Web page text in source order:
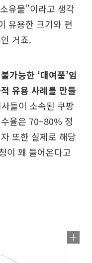
유물”이라고 생각
유용한 크기와 편
거죠.
가능한 ‘대여품’임
유용 사례를 만들
들이 소속된 쿠팡
율은 70~80% 정
또한 실제로 해당
이 꽤 들어온다고